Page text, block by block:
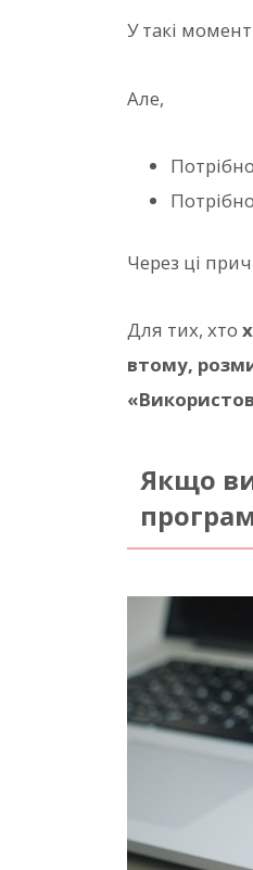
У такі
Але,
Через ці
Для тих, хто
втому,
Якщо